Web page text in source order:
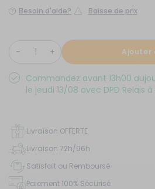
Besoin d'aide? Baisse de prix
Ajouter
Commandez avant 13h00
le jeudi 13/08 avec DPD Relais
Livraison OFFERTE
Livraison 72h/96h
Satisfait ou Remboursé
Paiement 100% Sécurisé